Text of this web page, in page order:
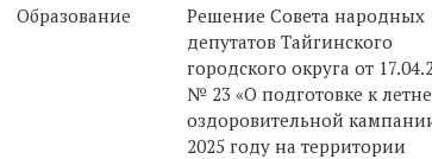
Образование
Решение Совета народных
депутатов Тайгинского
городского округа от
№ 23 «О подготовке к
оздоровительной
2025 году на территории